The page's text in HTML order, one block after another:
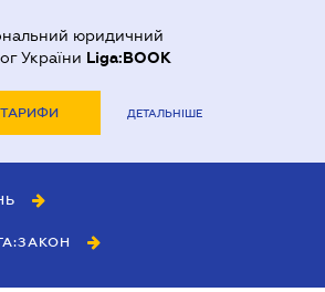
юридичний
України Liga:BOOK
ТАРИФИ ДЕТАЛЬНІШЕ